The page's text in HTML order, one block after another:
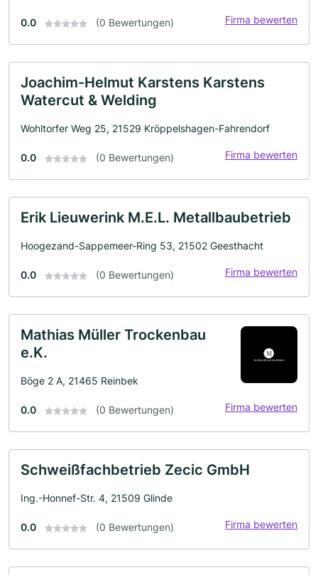
0.0 (0 Bewertungen) Firma bewerten
Joachim-Helmut Karstens Karstens
Watercut & Welding
Wohltorfer Weg 25, 21529 Kröppelshagen-Fahrendorf
0.0 (0 Bewertungen) Firma bewerten
Erik Lieuwerink M.E.L. Metallbaubetrieb
Hoogezand-Sappemeer-Ring 53, 21502 Geesthacht
0.0 (0 Bewertungen) Firma bewerten
Mathias Müller Trockenbau
e.K.
Böge 2 A, 21465 Reinbek
0.0 (0 Bewertungen) Firma bewerten
Schweißfachbetrieb Zecic GmbH
Ing.-Honnef-Str. 4, 21509 Glinde
0.0 (0 Bewertungen) Firma bewerten